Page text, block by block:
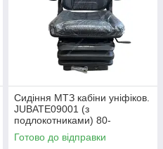
Сидіння МТЗ кабіни уніфіков.
JUBATE09001 (з
подлокотниками) 80-
6800010-01 (вир-во Юбана,
Литва) 2011826
Готово до відправки